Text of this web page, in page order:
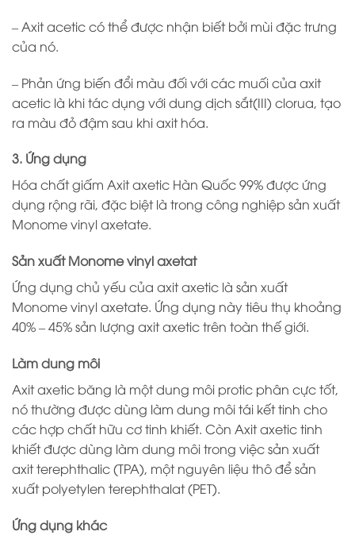
– Axit acetic có thể được nhận biết bởi mùi đặc trưng
của nó.
– Phản ứng biến đổi màu đối với các muối của axit
acetic là khi tác dụng với dung dịch sắt(III) clorua, tạo
ra màu đỏ đậm sau khi axit hóa.
3. Ứng dụng
Hóa chất giấm Axit axetic Hàn Quốc 99% được ứng
dụng rộng rãi, đặc biệt là trong công nghiệp sản xuất
Monome vinyl axetate.
Sản xuất Monome vinyl axetat
Ứng dụng chủ yếu của axit axetic là sản xuất
Monome vinyl axetate. Ứng dụng này tiêu thụ khoảng
40% – 45% sản lượng axit axetic trên toàn thế giới.
Làm dung môi
Axit axetic băng là một dung môi protic phân cực tốt,
nó thường được dùng làm dung môi tái kết tinh cho
các hợp chất hữu cơ tinh khiết. Còn Axit axetic tinh
khiết được dùng làm dung môi trong việc sản xuất
axit terephthalic (TPA), một nguyên liệu thô để sản
xuất polyetylen terephthalat (PET).
Ứng dụng khác